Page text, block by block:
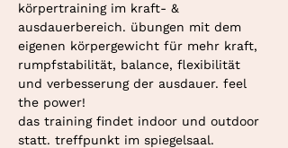
körpertraining im kraft- &
ausdauerbereich. übungen mit dem
eigenen körpergewicht für mehr kraft,
rumpfstabilität, balance, flexibilität
und verbesserung der ausdauer. feel
the power!
das training findet indoor und outdoor
statt. treffpunkt im spiegelsaal.